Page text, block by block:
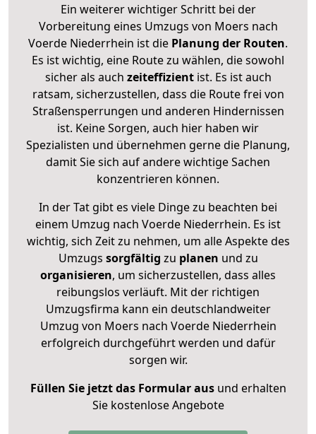
Ein weiterer wichtiger Schritt bei der
Vorbereitung eines Umzugs von Moers nach
Voerde Niederrhein ist die Planung der Routen.
Es ist wichtig, eine Route zu wählen, die sowohl
sicher als auch zeiteffizientist. Es ist auch
ratsam, sicherzustellen, dass die Route frei von
Straßensperrungen und anderen Hindernissen
ist. Keine Sorgen, auch hier haben wir
Spezialisten und übernehmen gerne die Planung,
damit Sie sich auf andere wichtige Sachen
konzentrieren können.
In der Tat gibt es viele Dinge zu beachten bei
einem Umzug nach Voerde Niederrhein. Es ist
wichtig, sich Zeit zu nehmen, um alle Aspekte des
Umzugs sorgfältig zu planen und zu
organisieren, um sicherzustellen, dass alles
reibungslos verläuft. Mit der richtigen
Umzugsfirma kann ein deutschlandweiter
Umzug von Moers nach Voerde Niederrhein
erfolgreich durchgeführt werden und dafür
sorgen wir.
Füllen Sie jetzt das Formular ausund erhalten
Sie kostenlose Angebote